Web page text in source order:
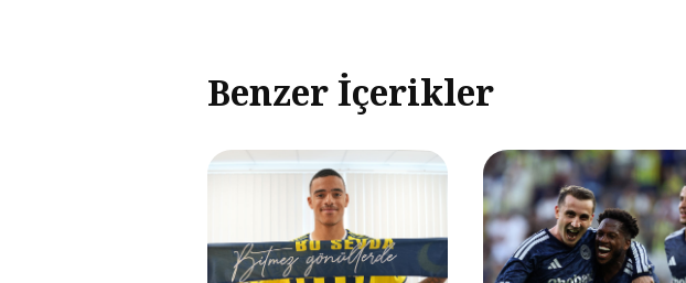
Benzer İçerikler